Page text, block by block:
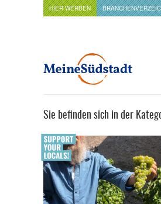
HIER WERBEN
Sie befinden sich in der